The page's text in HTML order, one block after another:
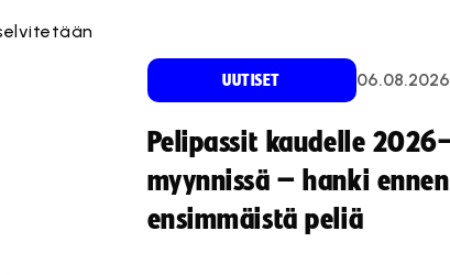
UUTISET 06.08.2026
Pelipassit kaudelle
myynnissä – hanki ennen
ensimmäistä peliä